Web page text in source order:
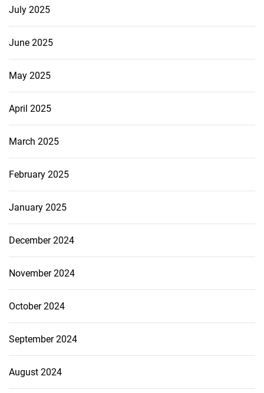
July 2025
June 2025
May 2025
April 2025
March 2025
February 2025
January 2025
December 2024
November 2024
October 2024
September 2024
August 2024